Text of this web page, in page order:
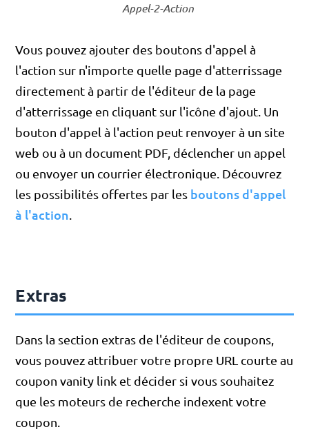
Appel-2-Action
Vous pouvez ajouter des boutons d'appel à
l'action sur n'importe quelle page d'atterrissage
directement à partir de l'éditeur de la page
d'atterrissage en cliquant sur l'icône d'ajout. Un
bouton d'appel à l'action peut renvoyer à un site
web ou à un document PDF, déclencher un appel
ou envoyer un courrier électronique. Découvrez
les possibilités offertes par les boutons d'appel
à l'action
Extras
Dans la section extras de l'éditeur de coupons,
vous pouvez attribuer votre propre URL courte au
coupon vanity link et décider si vous souhaitez
que les moteurs de recherche indexent votre
coupon.